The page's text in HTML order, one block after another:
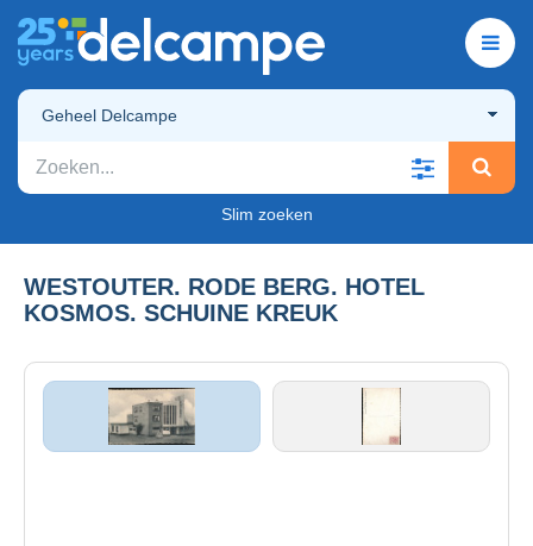
Geheel Delcampe
Slim zoeken
WESTOUTER. RODE BERG. HOTEL
KOSMOS. SCHUINE KREUK